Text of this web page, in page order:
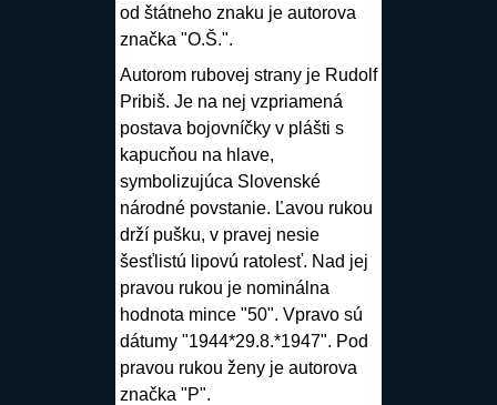
od štátneho znaku je autorova
značka "O.Š.".
Autorom rubovej strany je Rudolf
Pribiš. Je na nej vzpriamená
postava bojovníčky v plášti s
kapucňou na hlave,
symbolizujúca Slovenské
národné povstanie. Ľavou rukou
drží pušku, v pravej nesie
šesťlistú lipovú ratolesť. Nad jej
pravou rukou je nominálna
hodnota mince "50". Vpravo sú
dátumy "1944*29.8.*1947". Pod
pravou rukou ženy je autorova
značka "P".